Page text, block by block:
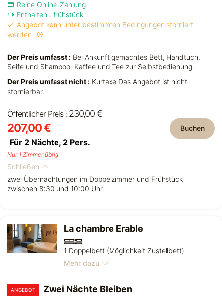
Reine Online-Zahlung
Enthalten : frühstück
Angebot kann unter bestimmten Bedingungen storniert
werden
Der Preis umfasst : Bei Ankunft gemachtes Bett, Handtuch,
Seife und Shampoo. Kaffee und Tee zur Selbstbedienung.
Der Preis umfasst nicht : Kurtaxe Das Angebot ist nicht
stornierbar.
Öffentlicher Preis : 230,00 €
207,00 €
Für 2 Nächte, 2 Pers.
Buchen
Nur 1 Zimmer übrig
Schließen
zwei Übernachtungen im Doppelzimmer und Frühstück
zwischen 8:30 und 10:00 Uhr.
La chambre Erable
1 Doppelbett (Möglichkeit Zustellbett)
Mehr dazu
ANGEBOT Zwei Nächte Bleiben